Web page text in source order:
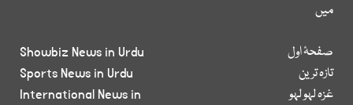
میں
صفحۂ اول
تازہ ترین
غزہ لہو لہو
Showbiz News in Urdu
Sports News in Urdu
International News in